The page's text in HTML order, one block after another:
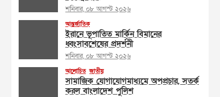
শনিবার, ০৮ আগস্ট ২০২৬
আন্তর্জাতিক
ইরানে ভূপাতিত মার্কিন বিমানের
ধ্বংসাবশেষের প্রদর্শনী
শনিবার, ০৮ আগস্ট ২০২৬
আলোচিত জাতীয়
সামাজিক যোগাযোগমাধ্যমে অপপ্রচার, সতর্ক
করল বাংলাদেশ পুলিশ